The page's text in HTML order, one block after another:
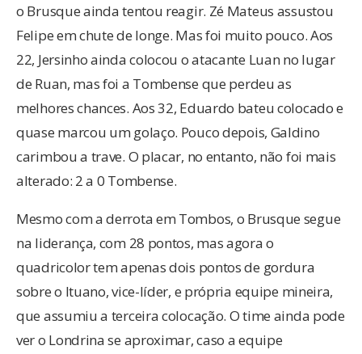
o Brusque ainda tentou reagir. Zé Mateus assustou
Felipe em chute de longe. Mas foi muito pouco. Aos
22, Jersinho ainda colocou o atacante Luan no lugar
de Ruan, mas foi a Tombense que perdeu as
melhores chances. Aos 32, Eduardo bateu colocado e
quase marcou um golaço. Pouco depois, Galdino
carimbou a trave. O placar, no entanto, não foi mais
alterado: 2 a 0 Tombense.
Mesmo com a derrota em Tombos, o Brusque segue
na liderança, com 28 pontos, mas agora o
quadricolor tem apenas dois pontos de gordura
sobre o Ituano, vice-líder, e própria equipe mineira,
que assumiu a terceira colocação. O time ainda pode
ver o Londrina se aproximar, caso a equipe